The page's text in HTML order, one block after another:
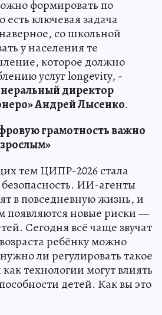
формировать по
ключевая задача
со школьной
у населения те
которое должно
услуг longevity, -
директор
Андрей Лысенко.
грамотность важно
тем ЦИПР-2026 стала
ИИ-агенты
в повседневную жизнь, и
появляются новые риски —
Сегодня всё чаще звучат
ребёнку можно
ли регулировать такое
технологии могут влиять
детей. Как вы это